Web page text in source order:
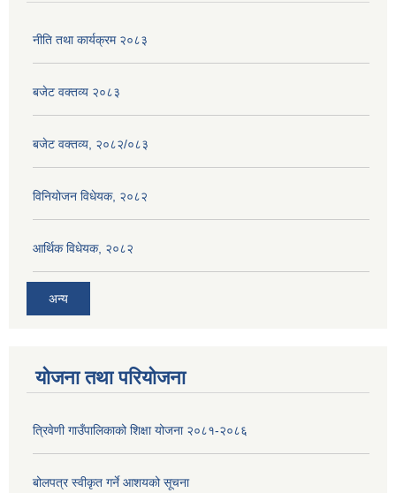
नीति तथा कार्यक्रम २०८३
बजेट वक्तव्य २०८३
बजेट वक्तव्य, २०८२/०८३
विनियोजन विधेयक, २०८२
आर्थिक विधेयक, २०८२
अन्य
योजना तथा परियोजना
त्रिवेणी गाउँपालिकाको शिक्षा योजना २०८१-२०८६
बोलपत्र स्वीकृत गर्ने आशयको सूचना